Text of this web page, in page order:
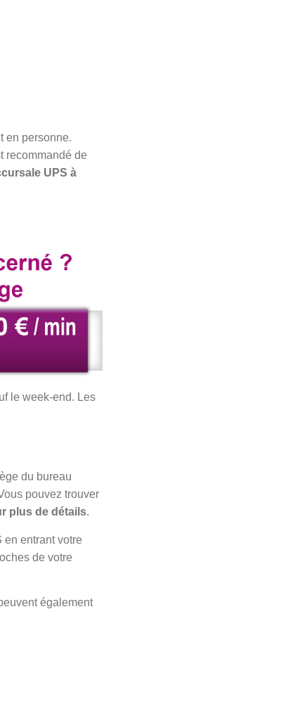
en personne.
recommandé de
UPS à
le week-end. Les
du bureau
pouvez trouver
plus de détails.
en entrant votre
de votre
également